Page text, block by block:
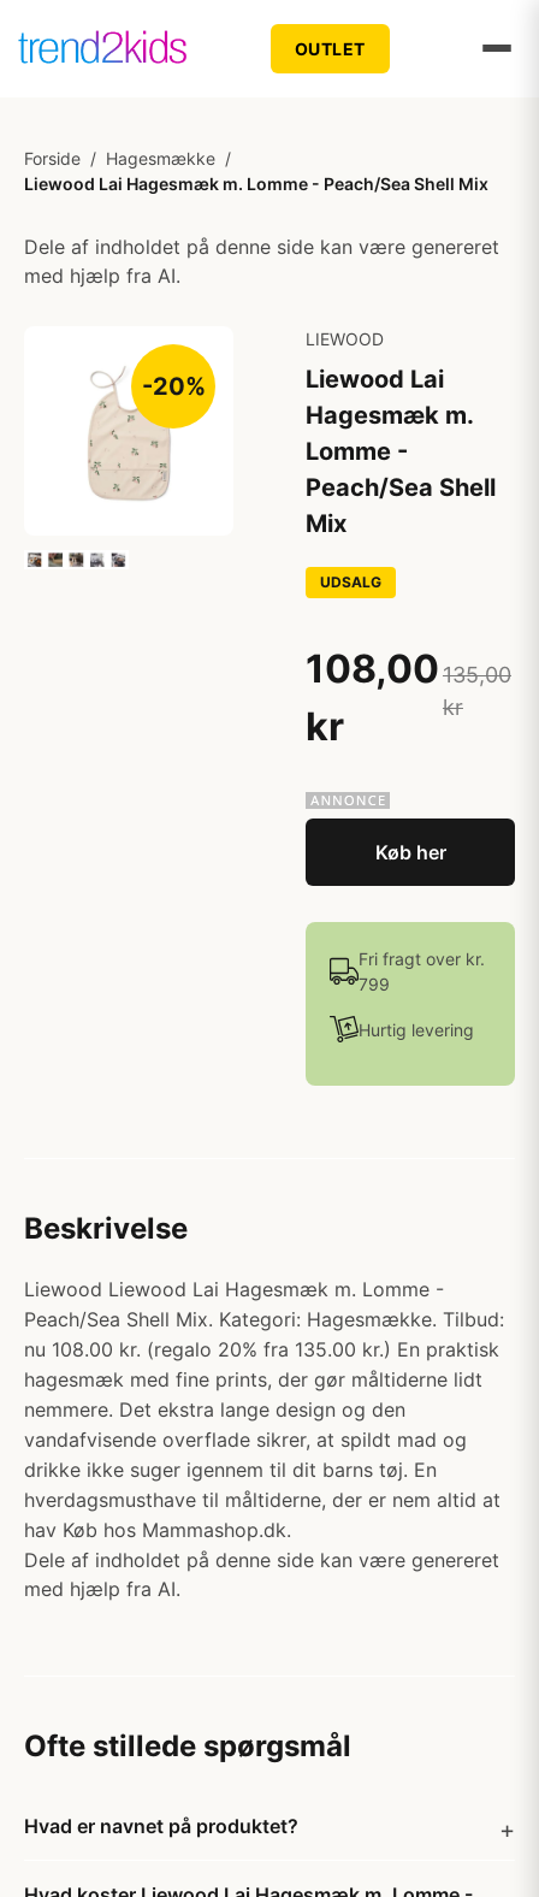
OUTLET
Forside / Hagesmække /
Liewood Lai Hagesmæk m. Lomme - Peach/Sea Shell Mix
Dele af indholdet på denne side kan være genereret
med hjælp fra AI.
-20%
LIEWOOD
Liewood Lai
Hagesmæk m.
Lomme -
Peach/Sea Shell
Mix
UDSALG
108,00
kr
135,00
kr
Køb her
Fri fragt over kr.
799
Hurtig levering
Beskrivelse
Liewood Liewood Lai Hagesmæk m. Lomme -
Peach/Sea Shell Mix. Kategori: Hagesmække. Tilbud:
nu 108.00 kr. (regalo 20% fra 135.00 kr.) En praktisk
hagesmæk med fine prints, der gør måltiderne lidt
nemmere. Det ekstra lange design og den
vandafvisende overflade sikrer, at spildt mad og
drikke ikke suger igennem til dit barns tøj. En
hverdagsmusthave til måltiderne, der er nem altid at
hav Køb hos Mammashop.dk.
Dele af indholdet på denne side kan være genereret
med hjælp fra AI.
Ofte stillede spørgsmål
Hvad er navnet på produktet?